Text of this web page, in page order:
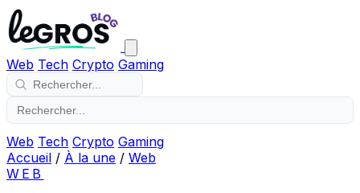
Web Tech Crypto Gaming
Web Tech Crypto Gaming
Accueil / À la une / Web
WEB